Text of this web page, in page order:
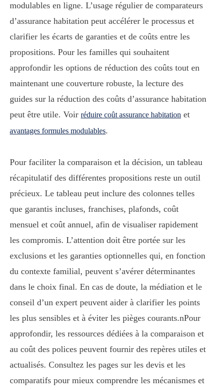
modulables en ligne. L’usage régulier de comparateurs
d’assurance habitation peut accélérer le processus et
clarifier les écarts de garanties et de coûts entre les
propositions. Pour les familles qui souhaitent
approfondir les options de réduction des coûts tout en
maintenant une couverture robuste, la lecture des
guides sur la réduction des coûts d’assurance habitation
peut être utile. Voir réduire coût assurance habitation et
avantages formules modulables.
Pour faciliter la comparaison et la décision, un tableau
récapitulatif des différentes propositions reste un outil
précieux. Le tableau peut inclure des colonnes telles
que garantis incluses, franchises, plafonds, coût
mensuel et coût annuel, afin de visualiser rapidement
les compromis. L’attention doit être portée sur les
exclusions et les garanties optionnelles qui, en fonction
du contexte familial, peuvent s’avérer déterminantes
dans le choix final. En cas de doute, la médiation et le
conseil d’un expert peuvent aider à clarifier les points
les plus sensibles et à éviter les pièges courants.nPour
approfondir, les ressources dédiées à la comparaison et
au coût des polices peuvent fournir des repères utiles et
actualisés. Consultez les pages sur les devis et les
comparatifs pour mieux comprendre les mécanismes et